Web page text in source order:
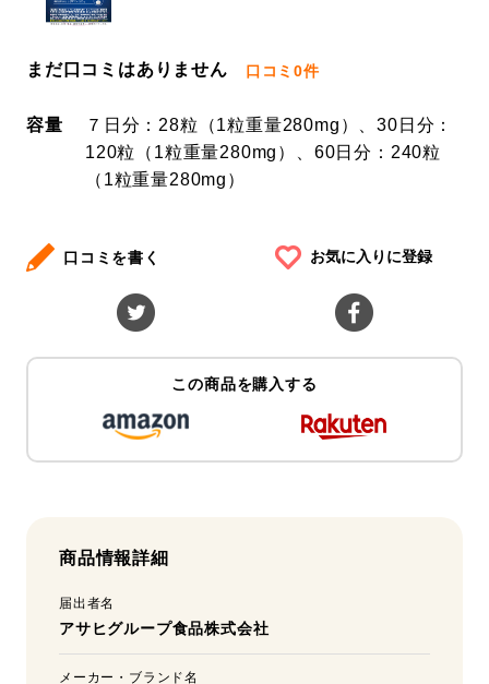
まだ口コミはありません 口コミ0件
容量
７日分：28粒（1粒重量280mg）、30日分：
120粒（1粒重量280mg）、60日分：240粒
（1粒重量280mg）
口コミを書く お気に入りに登録
この商品を購入する
商品情報詳細
届出者名
アサヒグループ食品株式会社
メーカー・ブランド名